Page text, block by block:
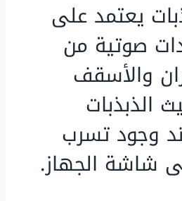
يعتمد على
صوتية من
والأسقف
الذبذبات
وجود تسرب
شاشة الجهاز.